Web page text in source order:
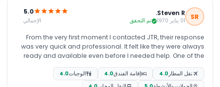
SR
Steven R.
01 يناير 1970 تم التحقق
5.0
الإجمالي
From the very first moment I contacted JTR, their response
was very quick and professional. It felt like they were always
ready and available even before I needed help. One of the
about his service online. He was always helpful, quick to
respond, and ready to make any changes we requested
نقل المطار 4.0 إقامة الفندق4.0 الوجبات4.0